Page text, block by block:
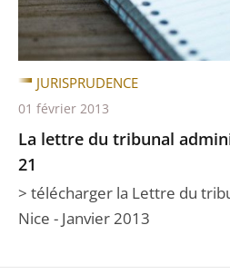
La lettre du tribunal
21
> télécharger la Lettre du
Nice - Janvier 2013
JURISPRUDENCE
01 février 2013